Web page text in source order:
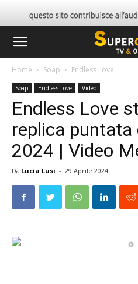
Home Soap Endless Love
Soap Endless Love Video
Endless Love
replica puntata
2024 | Video
Da Lucia Lusi - 29 Aprile 2024